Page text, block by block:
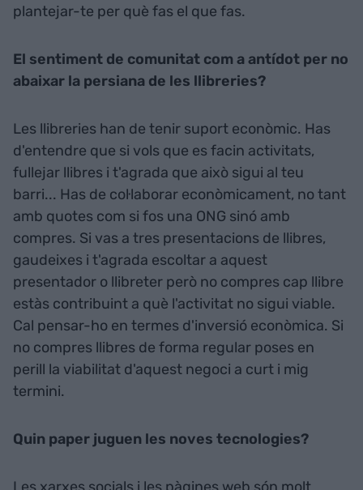
plantejar-te per què fas el que fas.
El sentiment de comunitat com a antídot per no
abaixar la persiana de les llibreries?
Les llibreries han de tenir suport econòmic. Has
d'entendre que si vols que es facin activitats,
fullejar llibres i t'agrada que això sigui al teu
barri... Has de col·laborar econòmicament, no tant
amb quotes com si fos una ONG sinó amb
compres. Si vas a tres presentacions de llibres,
gaudeixes i t'agrada escoltar a aquest
presentador o llibreter però no compres cap llibre
estàs contribuint a què l'activitat no sigui viable.
Cal pensar-ho en termes d'inversió econòmica. Si
no compres llibres de forma regular poses en
perill la viabilitat d'aquest negoci a curt i mig
termini.
Quin paper juguen les noves tecnologies?